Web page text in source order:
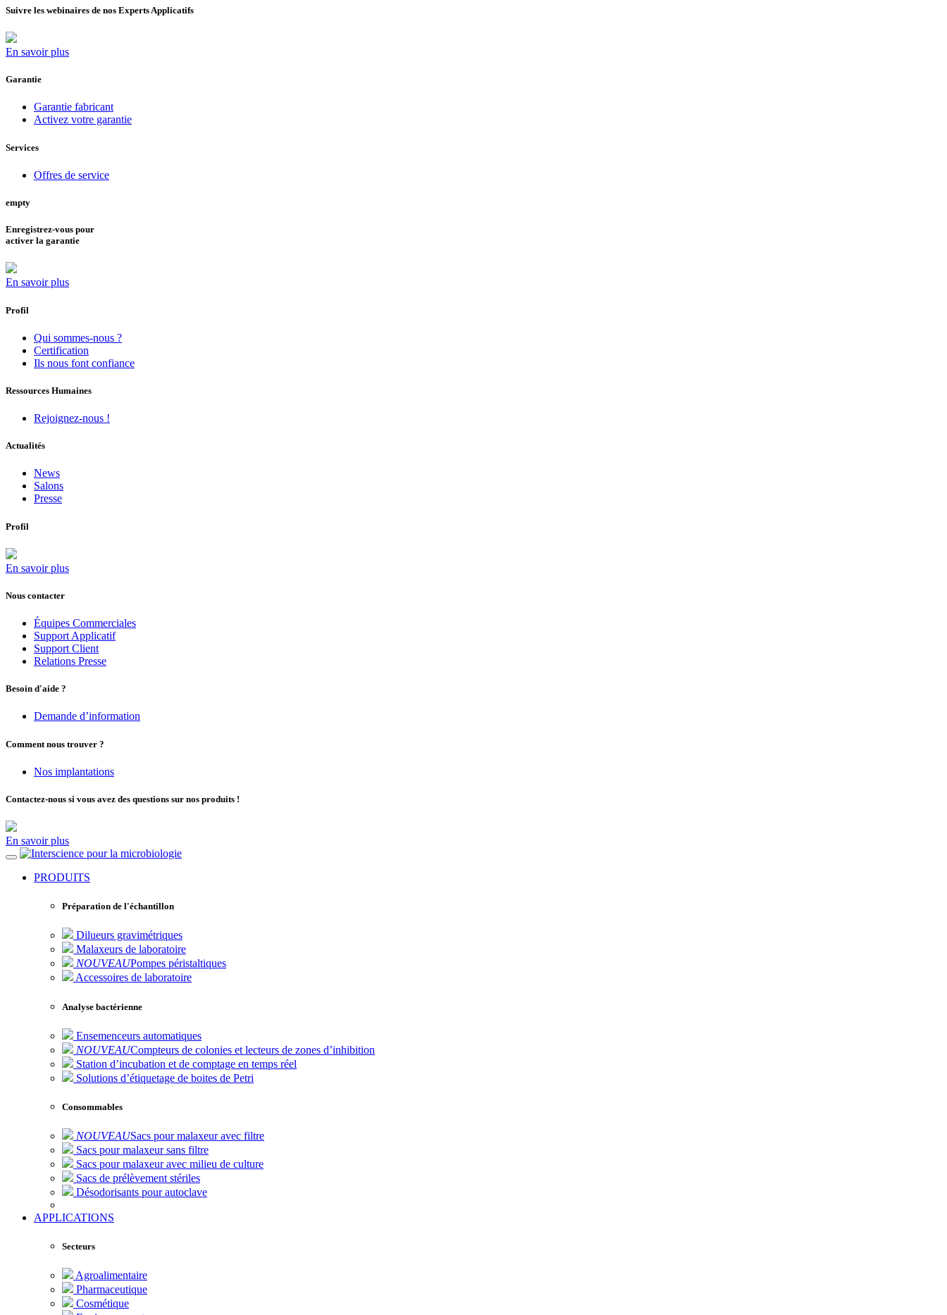
Suivre les webinaires de nos Experts Applicatifs
En savoir plus
Garantie
Garantie fabricant
Activez votre garantie
Services
Offres de service
empty
Enregistrez-vous pour
activer la garantie
En savoir plus
Profil
Qui sommes-nous ?
Certification
Ils nous font confiance
Ressources Humaines
Rejoignez-nous !
Actualités
News
Salons
Presse
Profil
En savoir plus
Nous contacter
Équipes Commerciales
Support Applicatif
Support Client
Relations Presse
Besoin d'aide ?
Demande d’information
Comment nous trouver ?
Nos implantations
Contactez-nous si vous avez des questions sur nos produits !
En savoir plus
pour la microbiologie
PRODUITS
Préparation de l'échantillon
Dilueurs gravimétriques
Malaxeurs de laboratoire
NOUVEAUPompes péristaltiques
Accessoires de laboratoire
Analyse bactérienne
Ensemenceurs automatiques
NOUVEAUCompteurs de colonies et lecteurs de zones d’inhibition
Station d’incubation et de comptage en temps réel
Solutions d’étiquetage de boites de Petri
Consommables
NOUVEAUSacs pour malaxeur avec filtre
Sacs pour malaxeur sans filtre
Sacs pour malaxeur avec milieu de culture
Sacs de prélèvement stériles
Désodorisants pour autoclave
APPLICATIONS
Secteurs
Agroalimentaire
Pharmaceutique
Cosmétique